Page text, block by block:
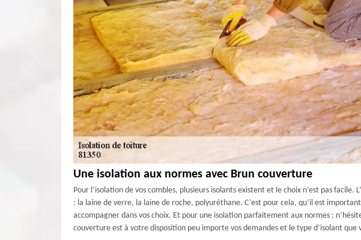
Une isolation aux normes avec Brun couverture
Pour l’isolation de vos combles, plusieurs isolants existent et le choix n’est pas
: la laine de verre, la laine de roche, polyuréthane. C’est pour cela, qu’il est
accompagner dans vos choix. Et pour une isolation parfaitement aux normes ;
couverture est à votre disposition peu importe vos demandes et le type d’isolant que